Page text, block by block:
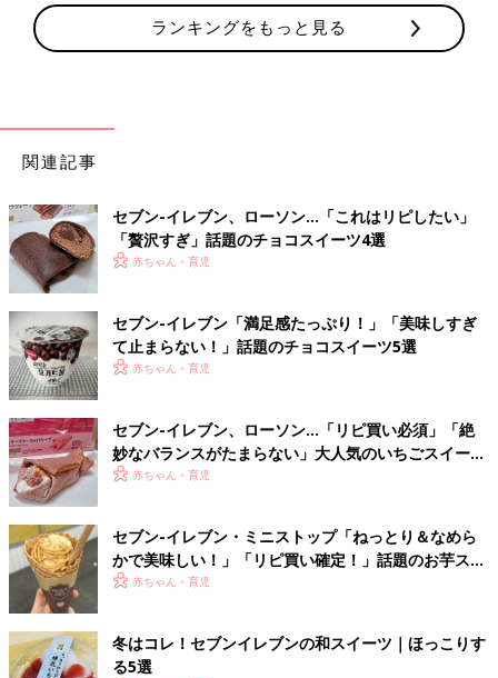
ランキングをもっと見る
関連記事
セブン-イレブン、ローソン…「これはリピしたい」
「贅沢すぎ」話題のチョコスイーツ4選
赤ちゃん・育児
セブン-イレブン「満足感たっぷり！」「美味しすぎ
て止まらない！」話題のチョコスイーツ5選
赤ちゃん・育児
セブン-イレブン、ローソン…「リピ買い必須」「絶
妙なバランスがたまらない」大人気のいちごスイーツ
4選赤ちゃん・育児
セブン-イレブン・ミニストップ「ねっとり＆なめら
かで美味しい！」「リピ買い確定！」話題のお芋スイ
ーツ4選
赤ちゃん・育児
冬はコレ！セブンイレブンの和スイーツ｜ほっこりす
る5選